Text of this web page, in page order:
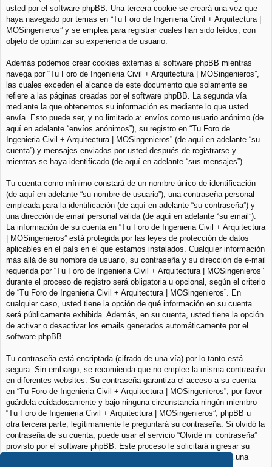
usted por el software phpBB. Una tercera cookie se creará una vez que
haya navegado por temas en “Tu Foro de Ingenieria Civil + Arquitectura |
MOSingenieros” y se emplea para registrar cuales han sido leídos, con
objeto de optimizar su experiencia de usuario.
Además podemos crear cookies externas al software phpBB mientras
navega por “Tu Foro de Ingenieria Civil + Arquitectura | MOSingenieros”,
las cuales exceden el alcance de este documento que solamente se
refiere a las páginas creadas por el software phpBB. La segunda vía
mediante la que obtenemos su información es mediante lo que usted
envía. Esto puede ser, y no limitado a: envíos como usuario anónimo (de
aquí en adelante “envíos anónimos”), su registro en “Tu Foro de
Ingenieria Civil + Arquitectura | MOSingenieros” (de aquí en adelante “su
cuenta”) y mensajes enviados por usted después de registrarse y
mientras se haya identificado (de aquí en adelante “sus mensajes”).
Tu cuenta como mínimo constará de un nombre único de identificación
(de aquí en adelante “su nombre de usuario”), una contraseña personal
empleada para la identificación (de aquí en adelante “su contraseña”) y
una dirección de email personal válida (de aquí en adelante “su email”).
La información de su cuenta en “Tu Foro de Ingenieria Civil + Arquitectura
| MOSingenieros” está protegida por las leyes de protección de datos
aplicables en el país en el que estamos instalados. Cualquier información
más allá de su nombre de usuario, su contraseña y su dirección de e-mail
requerida por “Tu Foro de Ingenieria Civil + Arquitectura | MOSingenieros”
durante el proceso de registro será obligatoria u opcional, según el criterio
de “Tu Foro de Ingenieria Civil + Arquitectura | MOSingenieros”. En
cualquier caso, usted tiene la opción de qué información en su cuenta
será públicamente exhibida. Además, en su cuenta, usted tiene la opción
de activar o desactivar los emails generados automáticamente por el
software phpBB.
Tu contraseña está encriptada (cifrado de una vía) por lo tanto está
segura. Sin embargo, se recomienda que no emplee la misma contraseña
en diferentes websites. Su contraseña garantiza el acceso a su cuenta
en “Tu Foro de Ingenieria Civil + Arquitectura | MOSingenieros”, por favor
guárdela cuidadosamente y bajo ninguna circunstancia ningún miembro
“Tu Foro de Ingenieria Civil + Arquitectura | MOSingenieros”, phpBB u
otra tercera parte, legítimamente le preguntará su contraseña. Si olvidó la
contraseña de su cuenta, puede usar el servicio “Olvidé mi contraseña”
provisto por el software phpBB. Este proceso le solicitará ingresar su
nombre de usuario y su email, luego el software phpBB generará una